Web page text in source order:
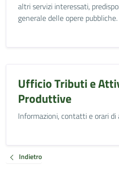
altri servizi interessati,
generale delle opere pubbliche.
Ufficio Tributi e
Produttive
Informazioni, contatti e orari
Indietro